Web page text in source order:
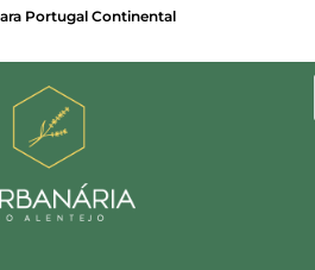
Portugal Continental